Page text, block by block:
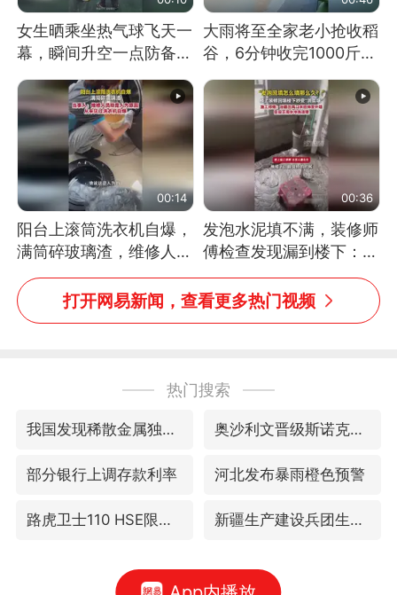
女生晒乘坐热气球飞天一
幕，瞬间升空一点防备都
没有
大雨将至全家老小抢收稻
谷，6分钟收完1000斤，
没有一个人掉链子
00:14
阳台上滚筒洗衣机自爆，
满筒碎玻璃渣，维修人员
称是人为原因，从未见过
洗衣机自爆
00:36
发泡水泥填不满，装修师
傅检查发现漏到楼下：出
风口未延伸到外墙
打开网易新闻，查看更多热门视频
热门搜索
我国发现稀散金属独立新矿物——乌斯河锗矿 奥沙利文晋级斯诺克中国公开赛16强
部分银行上调存款利率 河北发布暴雨橙色预警
路虎卫士110 HSE限时降价 新疆生产建设兵团生态环境局原局长被查